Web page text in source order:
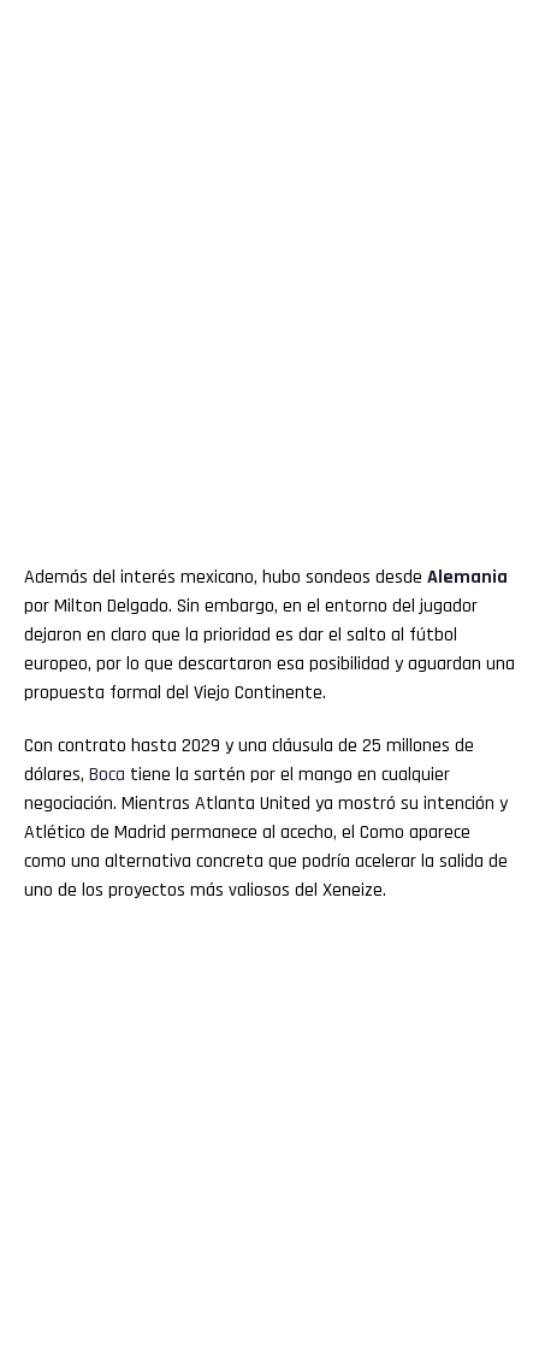
Además del interés mexicano, hubo sondeos desde Alemania
por Milton Delgado. Sin embargo, en el entorno del jugador
dejaron en claro que la prioridad es dar el salto al fútbol
europeo, por lo que descartaron esa posibilidad y aguardan una
propuesta formal del Viejo Continente.
Con contrato hasta 2029 y una cláusula de 25 millones de
dólares, Boca tiene la sartén por el mango en cualquier
negociación. Mientras Atlanta United ya mostró su intención y
Atlético de Madrid permanece al acecho, el Como aparece
como una alternativa concreta que podría acelerar la salida de
uno de los proyectos más valiosos del Xeneize.